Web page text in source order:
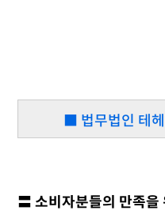
■ 법무법인 테
〓 소비자분들의 만족을